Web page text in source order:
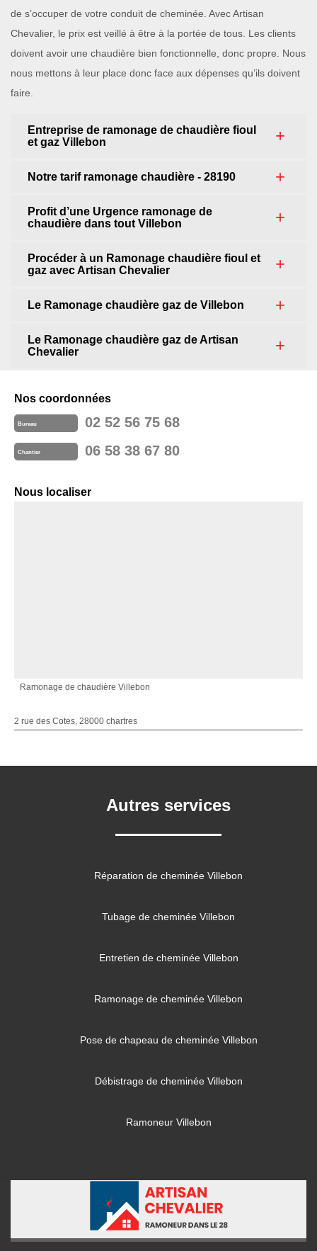
de s’occuper de votre conduit de cheminée. Avec Artisan
Chevalier, le prix est veillé à être à la portée de tous. Les clients
doivent avoir une chaudière bien fonctionnelle, donc propre. Nous
nous mettons à leur place donc face aux dépenses qu’ils doivent
faire.
Entreprise de ramonage de chaudière fioul
et gaz Villebon
Notre tarif ramonage chaudière - 28190
Profit d’une Urgence ramonage de
chaudière dans tout Villebon
Procéder à un Ramonage chaudière fioul et
gaz avec Artisan Chevalier
Le Ramonage chaudière gaz de Villebon
Le Ramonage chaudière gaz de Artisan
Chevalier
Nos coordonnées
Bureau 02 52 56 75 68
Chantier 06 58 38 67 80
Nous localiser
Ramonage de chaudière Villebon
2 rue des Cotes, 28000 chartres
Autres services
Réparation de cheminée Villebon
Tubage de cheminée Villebon
Entretien de cheminée Villebon
Ramonage de cheminée Villebon
Pose de chapeau de cheminée Villebon
Débistrage de cheminée Villebon
Ramoneur Villebon